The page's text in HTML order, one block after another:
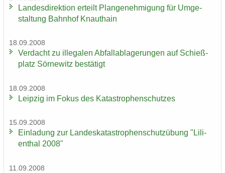
Lan­des­di­rek­ti­on er­teilt Plan­ge­neh­mi­gung für Um­ge­
stal­tung Bahn­hof Knaut­hain
18.09.2008
Ver­dacht zu il­le­ga­len Ab­fall­ab­la­ge­run­gen auf Schieß­
platz Sör­ne­witz be­stä­tigt
18.09.2008
Leip­zig im Fokus des Ka­ta­stro­phen­schut­zes
15.09.2008
Ein­la­dung zur Lan­des­ka­ta­stro­phen­schutz­übung "Li­li­
en­thal 2008"
11.09.2008